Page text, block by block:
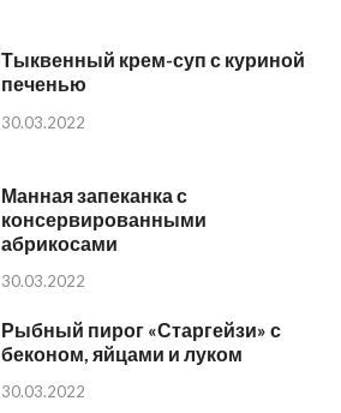
Тыквенный крем-суп с куриной
печенью
30.03.2022
Манная запеканка с
консервированными
абрикосами
30.03.2022
Рыбный пирог «Старгейзи» с
беконом, яйцами и луком
30.03.2022